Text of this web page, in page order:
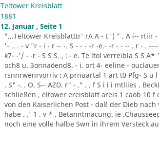
Teltower Kreisblatt
1881
12. Januar , Seite 1
"...Teltower Kreisblatttr' rA A - t ') " . A i--
'- .. . - v "r - i - r -- -. S - - - -r -e.- -r - - -- . r - .
k7- -'/ - -r - S S S. , : - e. Te ltol verreibla S S
och8 u. 3onnaöend8. - i. ort 4- eeline -
rsnnrwenrvorriv : A prnuartal 1 art t0 Pfg- S u l
. S" -. . O. S-- AZD. r" - ." . . f S i i i mtliies .
schließen , eltower ereisblatt areis 1 caob 10
von den Kaiserlichen Post - daß der Dieb
habe . .' 1 . v * . Betanntmacung. ie
noch eine volle halbe Swn in ihrem Versteck